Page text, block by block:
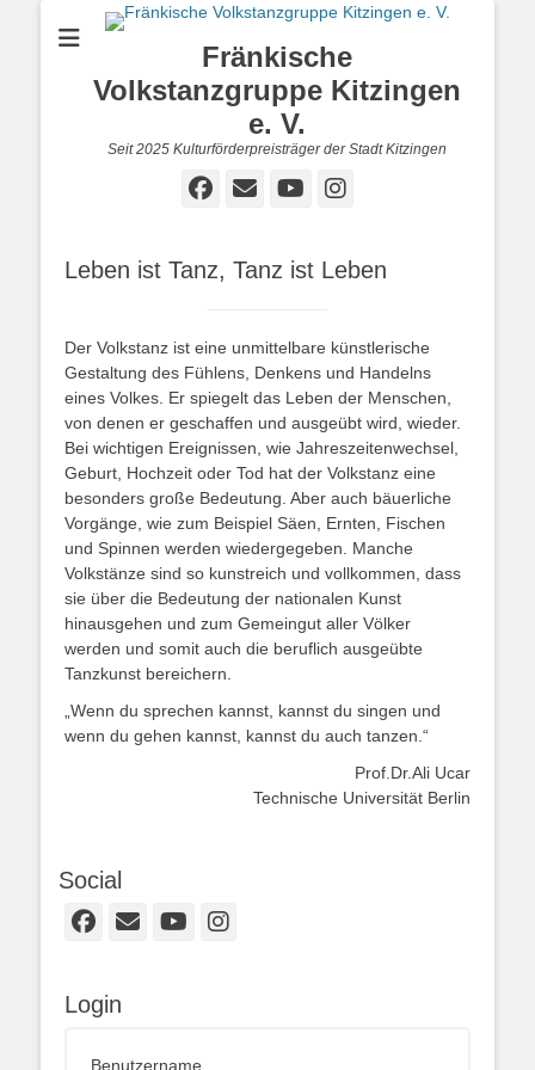
Fränkische
Volkstanzgruppe Kitzingen
e. V.
Seit 2025 Kulturförderpreisträger der Stadt Kitzingen
Facebook
E-
YouTube
Instagram
Leben ist Tanz, Tanz ist Leben
Der Volkstanz ist eine unmittelbare künstlerische
Gestaltung des Fühlens, Denkens und Handelns
eines Volkes. Er spiegelt das Leben der Menschen,
von denen er geschaffen und ausgeübt wird, wieder.
Bei wichtigen Ereignissen, wie Jahreszeitenwechsel,
Geburt, Hochzeit oder Tod hat der Volkstanz eine
besonders große Bedeutung. Aber auch bäuerliche
Vorgänge, wie zum Beispiel Säen, Ernten, Fischen
und Spinnen werden wiedergegeben. Manche
Volkstänze sind so kunstreich und vollkommen, dass
sie über die Bedeutung der nationalen Kunst
hinausgehen und zum Gemeingut aller Völker
werden und somit auch die beruflich ausgeübte
Tanzkunst bereichern.
„Wenn du sprechen kannst, kannst du singen und
wenn du gehen kannst, kannst du auch tanzen.“
Prof.Dr.Ali Ucar
Technische Universität Berlin
Social
Facebook
E-
YouTube
Instagram
Login
Benutzername